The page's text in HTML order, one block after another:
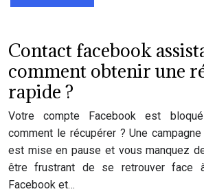
Contact facebook
comment obtenir une
rapide ?
Votre compte Facebook est
comment le récupérer ? Une
est mise en pause et vous manquez
être frustrant de se retrouver face
Facebook et…